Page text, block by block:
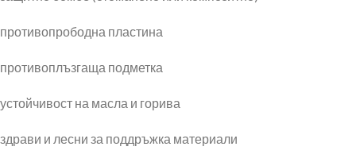
противопрободна пластина
противоплъзгаща подметка
устойчивост на масла и горива
здрави и лесни за поддръжка материали